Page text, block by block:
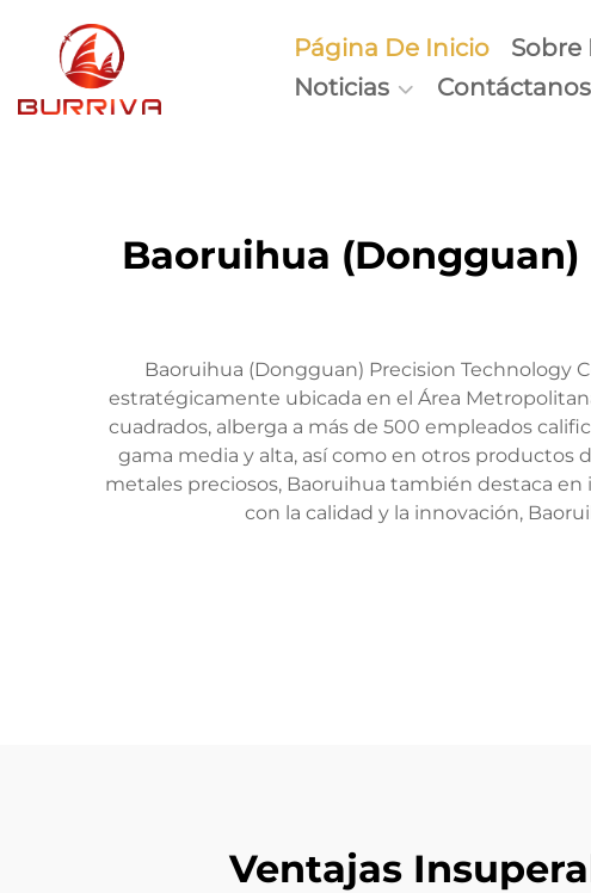
Página De Inicio Sobre
Noticias
Contáctanos
Baoruihua (Dongguan)
Baoruihua (Dongguan) Precision Technology
estratégicamente ubicada en el Área
cuadrados, alberga a más de 500 empleados
gama media y alta, así como en otros productos
metales preciosos, Baoruihua también destaca
con la calidad y la innovación,
Ventajas